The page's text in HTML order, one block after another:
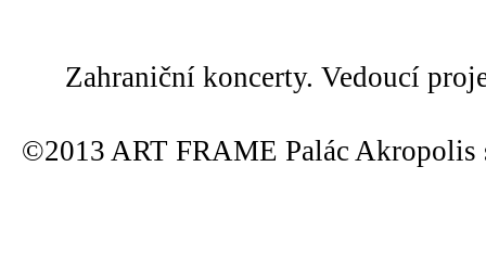
Zahraniční koncerty. Vedoucí
©2013 ART FRAME Palác Akropolis